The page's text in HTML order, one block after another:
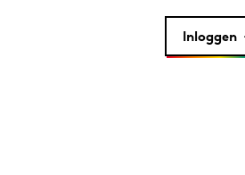
Inloggen